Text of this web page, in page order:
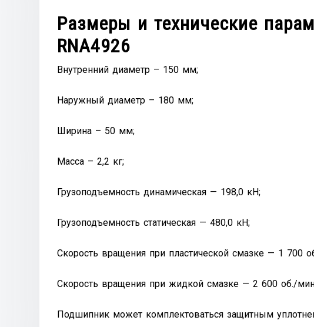
Размеры и технические
RNA4926
Внутренний диаметр – 150 мм;
Наружный диаметр – 180 мм;
Ширина – 50 мм;
Масса – 2,2 кг;
Грузоподъемность динамическая — 198,0 кН;
Грузоподъемность статическая — 480,0 кН;
Скорость вращения при пластической смазке — 1 700
Скорость вращения при жидкой смазке — 2 600 об./
Подшипник может комплектоваться защитным